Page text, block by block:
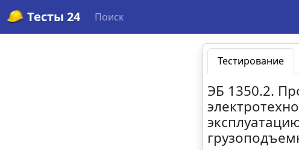
Тесты 24 Поиск
Тестирование
ЭБ 1350.2.